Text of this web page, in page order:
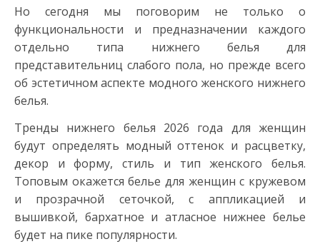
Но сегодня мы поговорим не только о
функциональности и предназначении каждого
отдельно типа нижнего белья для
представительниц слабого пола, но прежде всего
об эстетичном аспекте модного женского нижнего
белья.
Тренды нижнего белья 2026 года для женщин
будут определять модный оттенок и расцветку,
декор и форму, стиль и тип женского белья.
Топовым окажется белье для женщин с кружевом
и прозрачной сеточкой, с аппликацией и
вышивкой, бархатное и атласное нижнее белье
будет на пике популярности.